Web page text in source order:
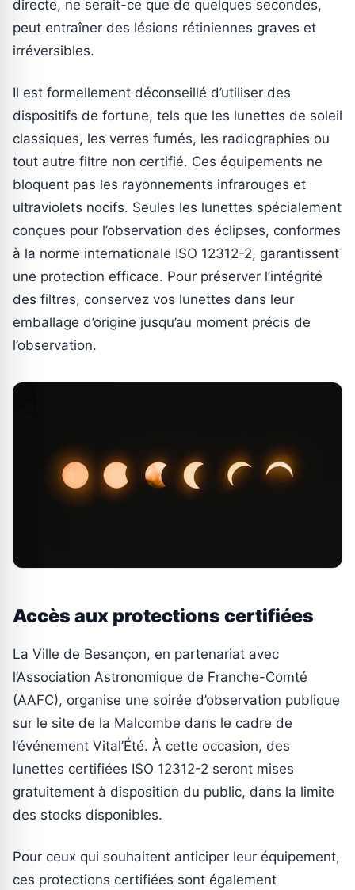
directe, ne serait-ce que de quelques secondes,
peut entraîner des lésions rétiniennes graves et
irréversibles.
Il est formellement déconseillé d’utiliser des
dispositifs de fortune, tels que les lunettes de soleil
classiques, les verres fumés, les radiographies ou
tout autre filtre non certifié. Ces équipements ne
bloquent pas les rayonnements infrarouges et
ultraviolets nocifs. Seules les lunettes spécialement
conçues pour l’observation des éclipses, conformes
à la norme internationale ISO 12312-2, garantissent
une protection efficace. Pour préserver l’intégrité
des filtres, conservez vos lunettes dans leur
emballage d’origine jusqu’au moment précis de
l’observation.
Accès aux protections certifiées
La Ville de Besançon, en partenariat avec
l’Association Astronomique de Franche-Comté
(AAFC), organise une soirée d’observation publique
sur le site de la Malcombe dans le cadre de
l’événement Vital’Été. À cette occasion, des
lunettes certifiées ISO 12312-2 seront mises
gratuitement à disposition du public, dans la limite
des stocks disponibles.
Pour ceux qui souhaitent anticiper leur équipement,
ces protections certifiées sont également